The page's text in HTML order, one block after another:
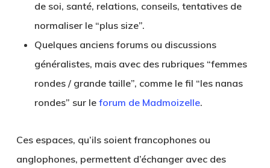
de soi, santé, relations, conseils, tentatives de
normaliser le “plus size”.
Quelques anciens forums ou discussions
généralistes, mais avec des rubriques “femmes
rondes / grande taille”, comme le fil “les nanas
rondes” sur le forum de Madmoizelle.
Ces espaces, qu’ils soient francophones ou
anglophones, permettent d’échanger avec des